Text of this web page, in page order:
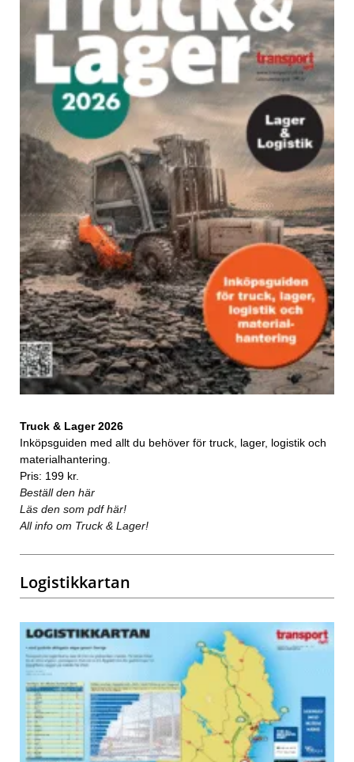
Truck & Lager 2026
Inköpsguiden med allt du behöver för truck, lager, logistik och
materialhantering.
Pris: 199 kr.
Beställ den här
Läs den som pdf här!
All info om Truck & Lager!
Logistikkartan